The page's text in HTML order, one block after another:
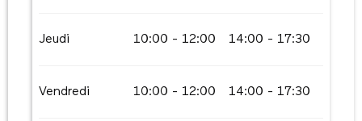
Jeudi 10:00 - 12:00 14:00 - 17:30
Vendredi 10:00 - 12:00 14:00 - 17:30